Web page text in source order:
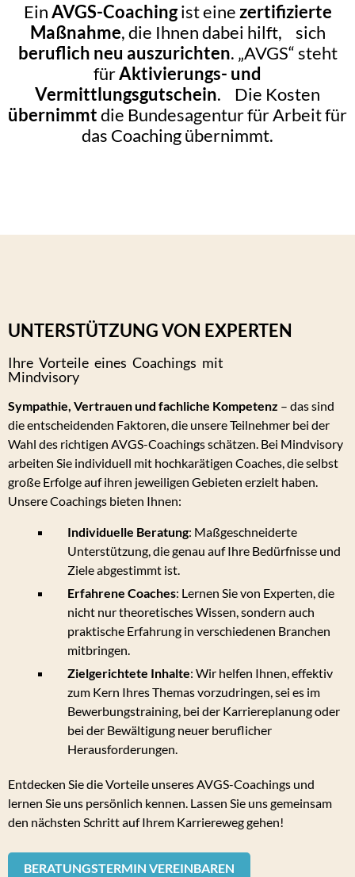
EinAVGS-Coachingist einezertifizierte
Maßnahme, die Ihnen dabei hilft, sich
beruflich neu auszurichten. „AVGS“ steht
fürAktivierungs- und
Vermittlungsgutschein. Die Kosten
übernimmtdie Bundesagentur für Arbeit für
das Coaching übernimmt.
UNTERSTÜTZUNG VON EXPERTEN
Ihre Vorteile eines Coachings mit
Mindvisory
Sympathie, Vertrauen und fachliche Kompetenz – das sind
die entscheidenden Faktoren, die unsere Teilnehmer bei der
Wahl des richtigen AVGS-Coachings schätzen. Bei Mindvisory
arbeiten Sie individuell mit hochkarätigen Coaches, die selbst
große Erfolge auf ihren jeweiligen Gebieten erzielt haben.
Unsere Coachings bieten Ihnen:
Individuelle Beratung: Maßgeschneiderte
Unterstützung, die genau auf Ihre Bedürfnisse und
Ziele abgestimmt ist.
Erfahrene Coaches: Lernen Sie von Experten, die
nicht nur theoretisches Wissen, sondern auch
praktische Erfahrung in verschiedenen Branchen
mitbringen.
Zielgerichtete Inhalte: Wir helfen Ihnen, effektiv
zum Kern Ihres Themas vorzudringen, sei es im
Bewerbungstraining, bei der Karriereplanung oder
bei der Bewältigung neuer beruflicher
Herausforderungen.
Entdecken Sie die Vorteile unseres AVGS-Coachings und
lernen Sie uns persönlich kennen. Lassen Sie uns gemeinsam
den nächsten Schritt auf Ihrem Karriereweg gehen!
BERATUNGSTERMIN VEREINBAREN